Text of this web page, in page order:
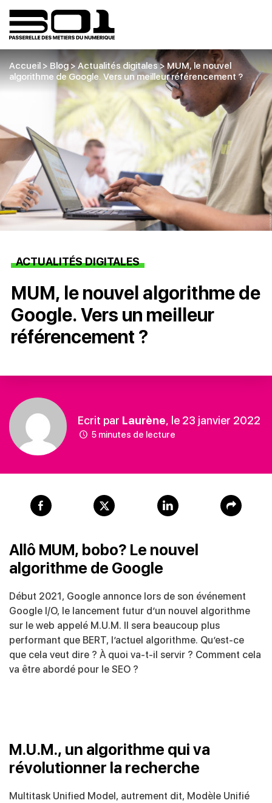
Accueil>Blog>Actualités digitales>MUM, le nouvel
algorithme de Google. Vers un meilleur référencement ?
ACTUALITÉS DIGITALES
MUM, le nouvel algorithme de
Google. Vers un meilleur
référencement ?
Ecrit par Laurène, le 23 janvier 2022
5 minutes de lecture
Allô MUM, bobo? Le nouvel
algorithme de Google
Début 2021, Google annonce lors de son événement
Google I/O, le lancement futur d’un nouvel algorithme
sur le web appelé M.U.M. Il sera beaucoup plus
performant que BERT, l’actuel algorithme. Qu’est-ce
que cela veut dire ? À quoi va-t-il servir ? Comment cela
va être abordé pour le SEO ?
M.U.M., un algorithme qui va
révolutionner la recherche
Multitask Unified Model, autrement dit, Modèle Unifié